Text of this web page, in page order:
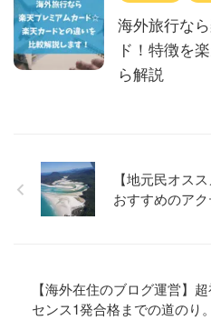
海外旅行な
ド！特徴を
ら解説
【地元民オス
おすすめのア
【海外在住のブログ運営】
センス1発合格までの道のり。